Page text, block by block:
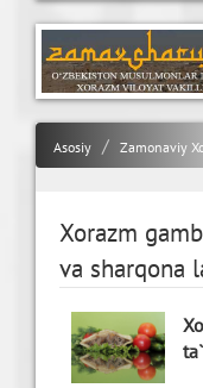
Asosiy Zamonaviy
Xorazm
va sharqona